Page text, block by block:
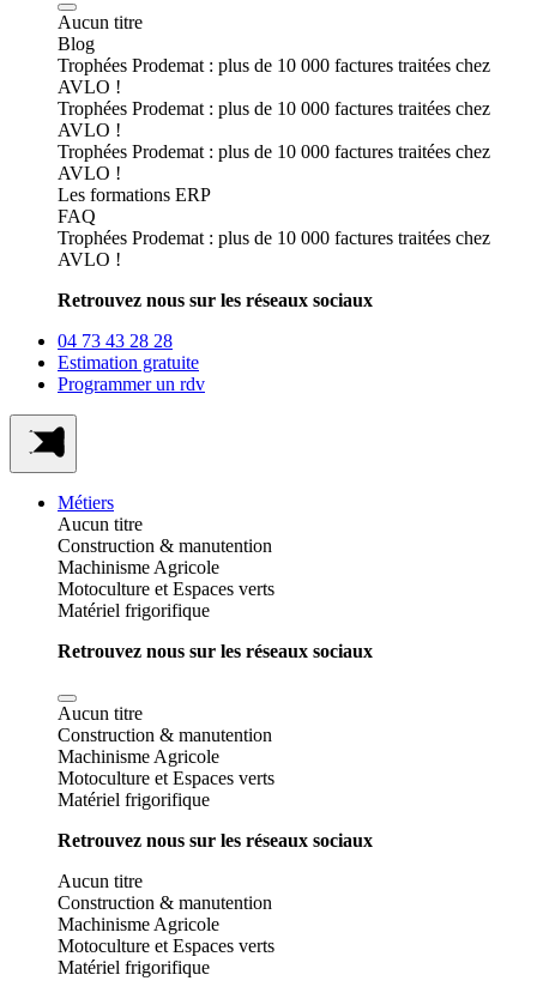
Aucun titre
Blog
Trophées Prodemat : plus de 10 000 factures traitées chez
AVLO !
Trophées Prodemat : plus de 10 000 factures traitées chez
AVLO !
Trophées Prodemat : plus de 10 000 factures traitées chez
AVLO !
Les formations ERP
FAQ
Trophées Prodemat : plus de 10 000 factures traitées chez
AVLO !
Retrouvez nous sur les réseaux sociaux
04 73 43 28 28
Estimation gratuite
Programmer un rdv
Métiers
Aucun titre
Construction & manutention
Machinisme Agricole
Motoculture et Espaces verts
Matériel frigorifique
Retrouvez nous sur les réseaux sociaux
Aucun titre
Construction & manutention
Machinisme Agricole
Motoculture et Espaces verts
Matériel frigorifique
Retrouvez nous sur les réseaux sociaux
Aucun titre
Construction & manutention
Machinisme Agricole
Motoculture et Espaces verts
Matériel frigorifique